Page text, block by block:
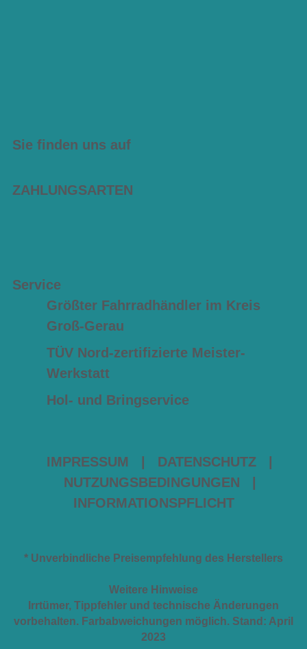
Sie finden uns auf
ZAHLUNGSARTEN
Service
Größter Fahrradhändler im Kreis
Groß-Gerau
TÜV Nord-zertifizierte Meister-
Werkstatt
Hol- und Bringservice
IMPRESSUM DATENSCHUTZ
NUTZUNGSBEDINGUNGEN
INFORMATIONSPFLICHT
* Unverbindliche Preisempfehlung des Herstellers
Weitere Hinweise
Irrtümer, Tippfehler und technische Änderungen
vorbehalten. Farbabweichungen möglich. Stand: April
2023